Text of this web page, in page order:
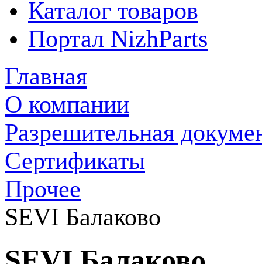
Каталог товаров
Портал NizhParts
Главная
О компании
Разрешительная
Сертификаты
Прочее
SEVI Балаково